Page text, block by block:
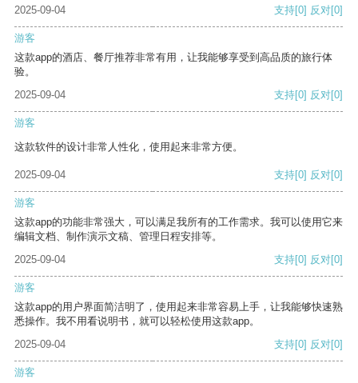
2025-09-04
支持[0] 反对[0]
游客
这款app的酒店、餐厅推荐非常有用，让我能够享受到高品质的旅行体
验。
2025-09-04
支持[0] 反对[0]
游客
这款软件的设计非常人性化，使用起来非常方便。
2025-09-04 支持[0] 反对[0]
游客
这款app的功能非常强大，可以满足我所有的工作需求。我可以使用它来
编辑文档、制作演示文稿、管理日程安排等。
2025-09-04
支持[0] 反对[0]
游客
这款app的用户界面简洁明了，使用起来非常容易上手，让我能够快速熟
悉操作。我不用看说明书，就可以轻松使用这款app。
2025-09-04
支持[0] 反对[0]
游客